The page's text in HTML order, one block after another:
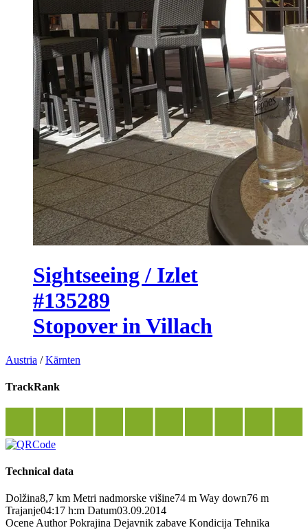
Sightseeing / Izlet
#135289
Stopover in Villach
Austria /Kärnten
TrackRank
Technical data
Dolžina8,7 km Metri nadmorske višine74 m Way down76 m
Trajanje04:17 h:m Datum03.09.2014
Ocene Author Pokrajina Dejavnik zabave Kondicija Tehnika